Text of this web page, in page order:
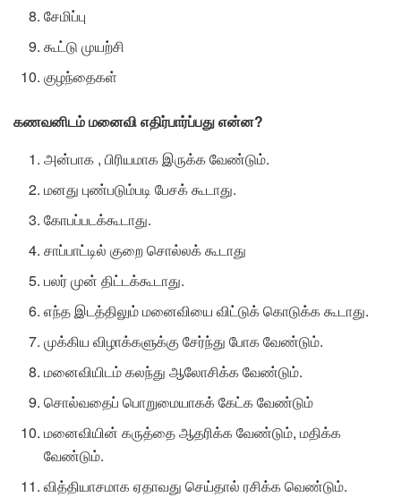
சேமிப்பு
கூட்டு முயற்சி
குழந்தைகள்
கணவனிடம்மனைவிஎதிர்பார்ப்பதுஎன்ன?
அன்பாக , பிரியமாக இருக்க வேண்டும்.
மனது புண்படும்படி பேசக் கூடாது.
கோபப்படக்கூடாது.
சாப்பாட்டில் குறை சொல்லக் கூடாது
பலர் முன் திட்டக்கூடாது.
எந்த இடத்திலும் மனைவியை விட்டுக் கொடுக்க கூடாது.
முக்கிய விழாக்களுக்கு சேர்ந்து போக வேண்டும்.
மனைவியிடம் கலந்து ஆலோசிக்க வேண்டும்.
சொல்வதைப் பொறுமையாகக் கேட்க வேண்டும்
மனைவியின் கருத்தை ஆதரிக்க வேண்டும், மதிக்க
வேண்டும்.
வித்தியாசமாக ஏதாவது செய்தால் ரசிக்க வெண்டும்.